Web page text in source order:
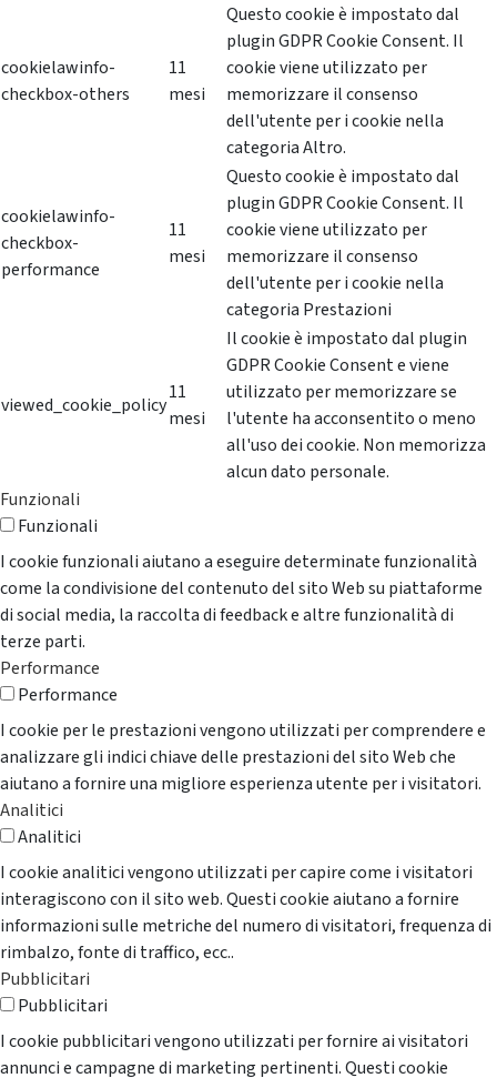
cookielawinfo-
checkbox-others
11
mesi
Questo cookie è impostato dal
plugin GDPR Cookie Consent. Il
cookie viene utilizzato per
memorizzare il consenso
dell'utente per i cookie nella
categoria Altro.
cookielawinfo-
checkbox-
performance
11
mesi
Questo cookie è impostato dal
plugin GDPR Cookie Consent. Il
cookie viene utilizzato per
memorizzare il consenso
dell'utente per i cookie nella
categoria Prestazioni
viewed_cookie_policy
11
mesi
Il cookie è impostato dal plugin
GDPR Cookie Consent e viene
utilizzato per memorizzare se
l'utente ha acconsentito o meno
all'uso dei cookie. Non memorizza
alcun dato personale.
Funzionali
Funzionali
I cookie funzionali aiutano a eseguire determinate funzionalità
come la condivisione del contenuto del sito Web su piattaforme
di social media, la raccolta di feedback e altre funzionalità di
terze parti.
Performance
Performance
I cookie per le prestazioni vengono utilizzati per comprendere e
analizzare gli indici chiave delle prestazioni del sito Web che
aiutano a fornire una migliore esperienza utente per i visitatori.
Analitici
Analitici
I cookie analitici vengono utilizzati per capire come i visitatori
interagiscono con il sito web. Questi cookie aiutano a fornire
informazioni sulle metriche del numero di visitatori, frequenza di
rimbalzo, fonte di traffico, ecc..
Pubblicitari
Pubblicitari
I cookie pubblicitari vengono utilizzati per fornire ai visitatori
annunci e campagne di marketing pertinenti. Questi cookie